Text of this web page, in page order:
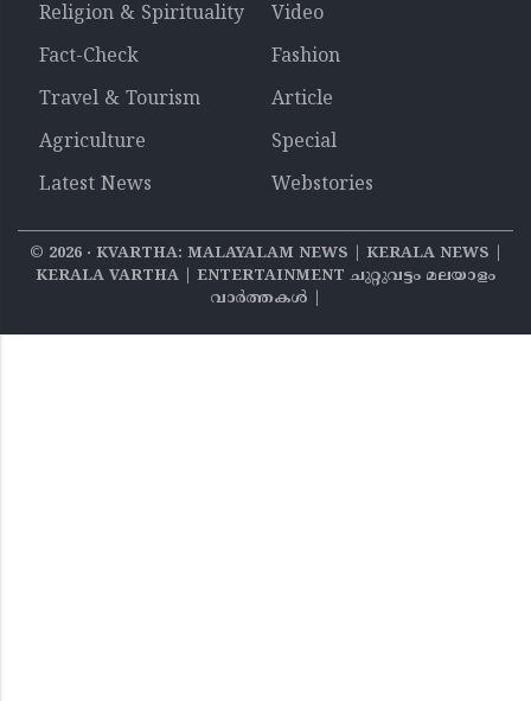
Religion & Spirituality
Video
Fact-Check
Fashion
Travel & Tourism
Article
Agriculture
Special
Latest News
Webstories
© 2026‧ KVARTHA: MALAYALAM NEWS | KERALA NEWS |
KERALA VARTHA | ENTERTAINMENT ചുറ്റുവട്ടം മലയാളം
വാര്‍ത്തകൾ |